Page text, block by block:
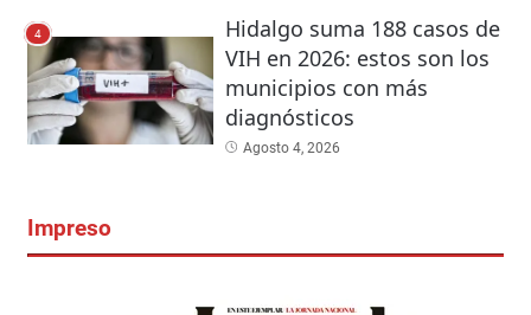
4
Hidalgo suma 188 casos de
VIH en 2026: estos son los
municipios con más
diagnósticos
Agosto 4, 2026
Impreso